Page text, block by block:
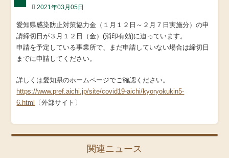
2021年03月05日
愛知県感染防止対策協力金（１月１２日～２月７日実施分）の申
請締切日が３月１２日（金）(消印有効)に迫っています。
申請を予定している事業所で、まだ申請していない場合は締切日
までに申請してください。
詳しくは愛知県のホームページでご確認ください。
https://www.pref.aichi.jp/site/covid19-aichi/kyoryokukin5-
6.html
〔外部サイト〕
関連ニュース